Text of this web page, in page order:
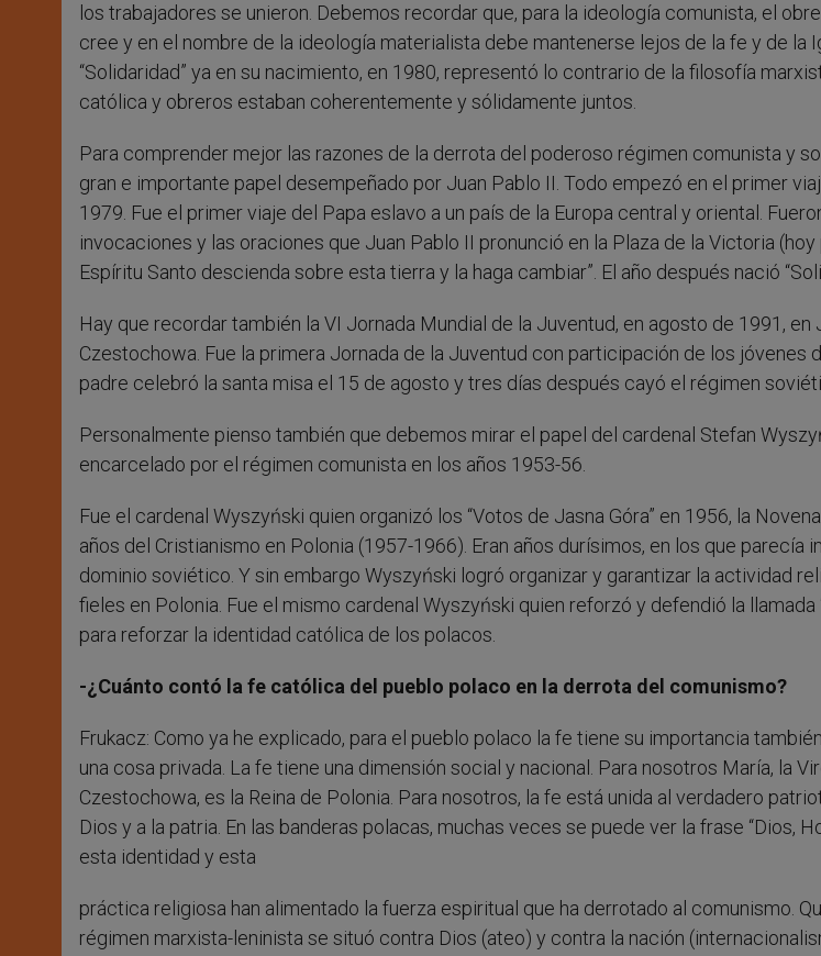
los trabajadores se unieron. Debemos recordar que, para la ideología comunista, el
cree y en el nombre de la ideología materialista debe mantenerse lejos de la fe y de la
“Solidaridad” ya en su nacimiento, en 1980, representó lo contrario de la filosofía
católica y obreros estaban coherentemente y sólidamente juntos.
Para comprender mejor las razones de la derrota del poderoso régimen comunista y
gran e importante papel desempeñado por Juan Pablo II. Todo empezó en el primer
1979. Fue el primer viaje del Papa eslavo a un país de la Europa central y oriental.
invocaciones y las oraciones que Juan Pablo II pronunció en la Plaza de la Victoria (hoy
Espíritu Santo descienda sobre esta tierra y la haga cambiar”. El año después nació
Hay que recordar también la VI Jornada Mundial de la Juventud, en agosto de 1991, en
Czestochowa. Fue la primera Jornada de la Juventud con participación de los jóvenes
padre celebró la santa misa el 15 de agosto y tres días después cayó el régimen
Personalmente pienso también que debemos mirar el papel del cardenal Stefan
encarcelado por el régimen comunista en los años 1953-56.
Fue el cardenal Wyszyński quien organizó los “Votos de Jasna Góra” en 1956, la
años del Cristianismo en Polonia (1957-1966). Eran años durísimos, en los que parecía
dominio soviético. Y sin embargo Wyszyński logró organizar y garantizar la actividad
fieles en Polonia. Fue el mismo cardenal Wyszyński quien reforzó y defendió la llamada
para reforzar la identidad católica de los polacos.
-¿Cuánto contó la fe católica del pueblo polaco en la derrota del comunismo?
Frukacz: Como ya he explicado, para el pueblo polaco la fe tiene su importancia
una cosa privada. La fe tiene una dimensión social y nacional. Para nosotros María, la
Czestochowa, es la Reina de Polonia. Para nosotros, la fe está unida al verdadero
Dios y a la patria. En las banderas polacas, muchas veces se puede ver la frase “Dios,
esta identidad y esta
práctica religiosa han alimentado la fuerza espiritual que ha derrotado al comunismo.
régimen marxista-leninista se situó contra Dios (ateo) y contra la nación